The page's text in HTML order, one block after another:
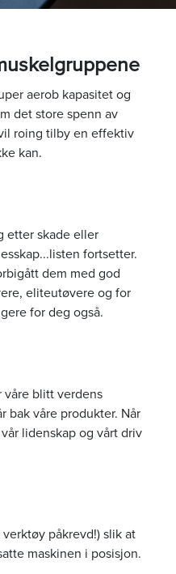
aerob kapasitet og
det store spenn av
roing tilby en effektiv
kan.
etter skade eller
fortsetter.
dem med god
eliteutøvere og for
for deg også.
våre blitt verdens
bak våre produkter. Når
lidenskap og vårt driv
påkrevd!) slik at
maskinen i posisjon.